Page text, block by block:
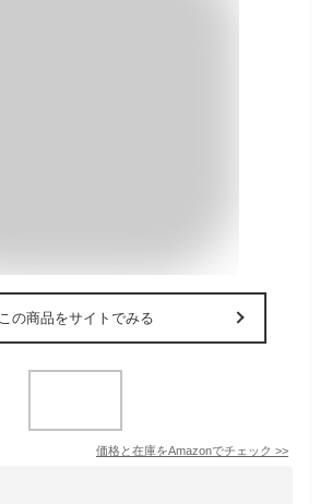
この商品をサイトでみる
価格と在庫をAmazonでチェック >>